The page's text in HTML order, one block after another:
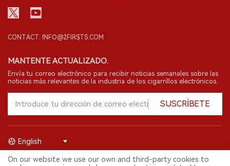
CONTACT: INFO@2FIRSTS.COM
MANTENTE ACTUALIZADO.
Envía tu correo electrónico para recibir noticias semanales sobre las
noticias más relevantes de la industria de los cigarrillos electrónicos.
SUSCRÍBETE
© 2026 Shenzhen 2FIRSTS Technology Co.,Ltd. Todos los derechos
English
On our website we use our own and third-party cookies to